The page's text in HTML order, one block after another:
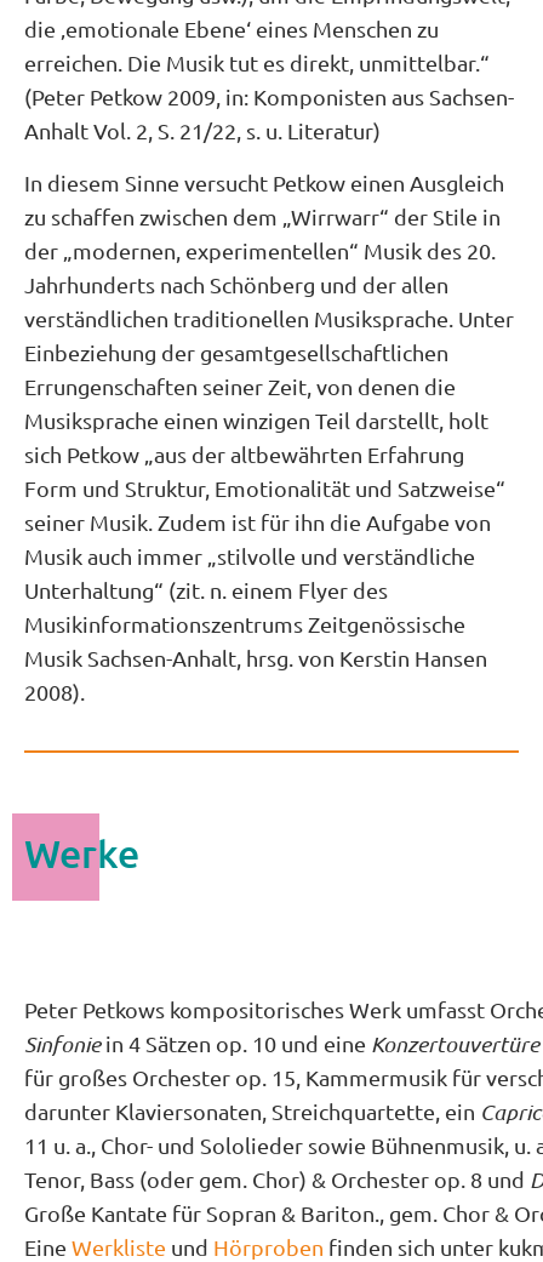
die ‚emotionale Ebene‘ eines Menschen zu
erreichen. Die Musik tut es direkt, unmittelbar.“
(Peter Petkow 2009, in: Komponisten aus Sachsen-
Anhalt Vol. 2, S. 21/22, s. u. Literatur)
In diesem Sinne versucht Petkow einen Ausgleich
zu schaffen zwischen dem „Wirrwarr“ der Stile in
der „modernen, experimentellen“ Musik des 20.
Jahrhunderts nach Schönberg und der allen
verständlichen traditionellen Musiksprache. Unter
Einbeziehung der gesamtgesellschaftlichen
Errungenschaften seiner Zeit, von denen die
Musiksprache einen winzigen Teil darstellt, holt
sich Petkow „aus der altbewährten Erfahrung
Form und Struktur, Emotionalität und Satzweise“
seiner Musik. Zudem ist für ihn die Aufgabe von
Musik auch immer „stilvolle und verständliche
Unterhaltung“ (zit. n. einem Flyer des
Musikinformationszentrums Zeitgenössische
Musik Sachsen-Anhalt, hrsg. von Kerstin Hansen
2008).
Werke
Peter Petkows kompositorischesWerk umfasst
Sinfoniein 4 Sätzen op. 10 und eine Konzertouvertüre
für großes Orchester op. 15, Kammermusik für
darunter Klaviersonaten, Streichquartette, ein
11 u. a., Chor- und Sololieder sowie Bühnenmusik, u.
Tenor, Bass (oder gem. Chor) & Orchester op. 8 und
Große Kantate für Sopran & Bariton., gem. Chor &
Eine Werkliste und Hörproben finden sich unter